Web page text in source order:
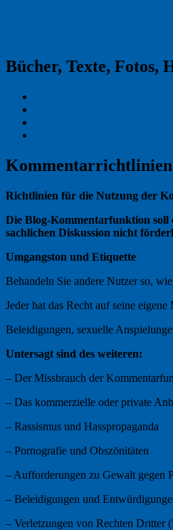
Bücher, Texte, Fotos,
Kommentarrichtlinien
Richtlinien für die Nutzung der
Die Blog-Kommentarfunktion soll
sachlichen Diskussion nicht
Umgangston und Etiquette
Behandeln Sie andere Nutzer so,
Jeder hat das Recht auf seine
Beleidigungen, sexuelle
Untersagt sind des weiteren:
– Der Missbrauch der
– Das kommerzielle oder private
– Rassismus und Hasspropaganda
– Pornografie und Obszönitäten
– Aufforderungen zu Gewalt gegen
– Beleidigungen und
– Verletzungen von Rechten Dritter